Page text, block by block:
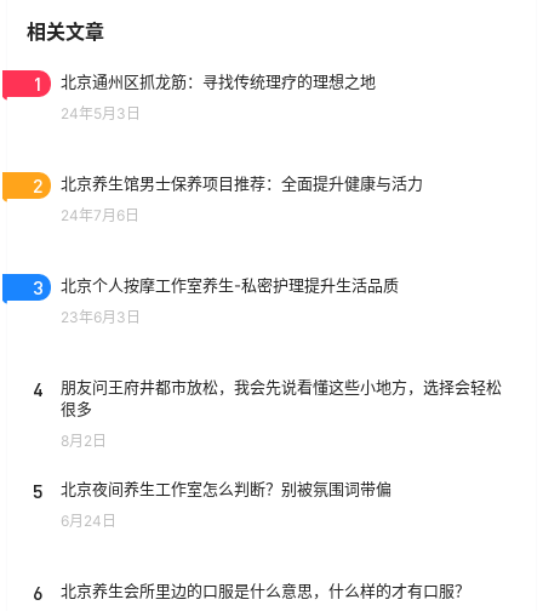
相关文章
1 北京通州区抓龙筋：寻找传统理疗的理想之地
24年5月3日
2 北京养生馆男士保养项目推荐：全面提升健康与活力
24年7月6日
3 北京个人按摩工作室养生-私密护理提升生活品质
23年6月3日
4
朋友问王府井都市放松，我会先说看懂这些小地方，选择会轻松
很多
8月2日
5 北京夜间养生工作室怎么判断？别被氛围词带偏
6月24日
6 北京养生会所里边的口服是什么意思，什么样的才有口服？